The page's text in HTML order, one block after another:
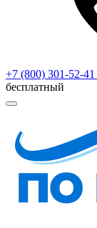
+7 (800) 301-52-41
бесплатный